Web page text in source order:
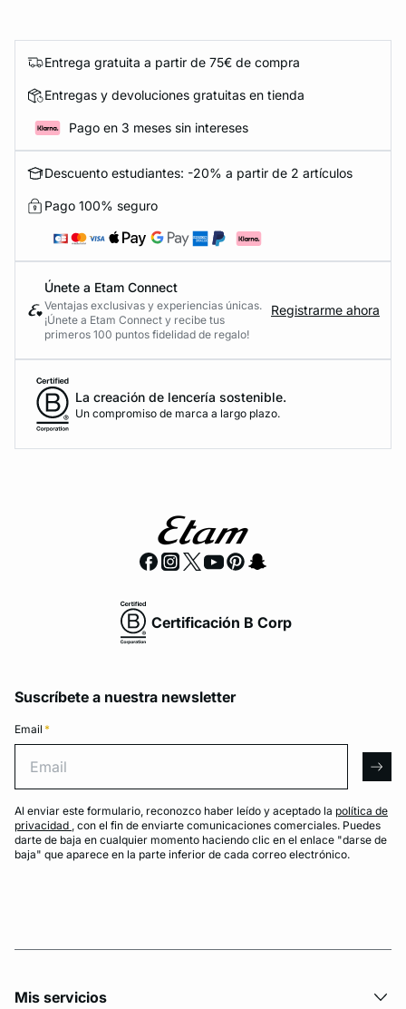
Entrega gratuita a partir de 75€ de compra
Entregas y devoluciones gratuitas en tienda
Pago en 3 meses sin intereses
Descuento estudiantes: -20% a partir de 2 artículos
Pago 100% seguro
Únete a Etam Connect
Ventajas exclusivas y experiencias únicas.
¡Únete a Etam Connect y recibe tus
primeros 100 puntos fidelidad de regalo!
Registrarme ahora
La creación de lencería sostenible.
Un compromiso de marca a largo plazo.
Certificación B Corp
Suscríbete a nuestra newsletter
Email *
Al enviar este formulario, reconozco haber leído y aceptado la política de
privacidad , con el fin de enviarte comunicaciones comerciales. Puedes
darte de baja en cualquier momento haciendo clic en el enlace "darse de
baja" que aparece en la parte inferior de cada correo electrónico.
Mis servicios